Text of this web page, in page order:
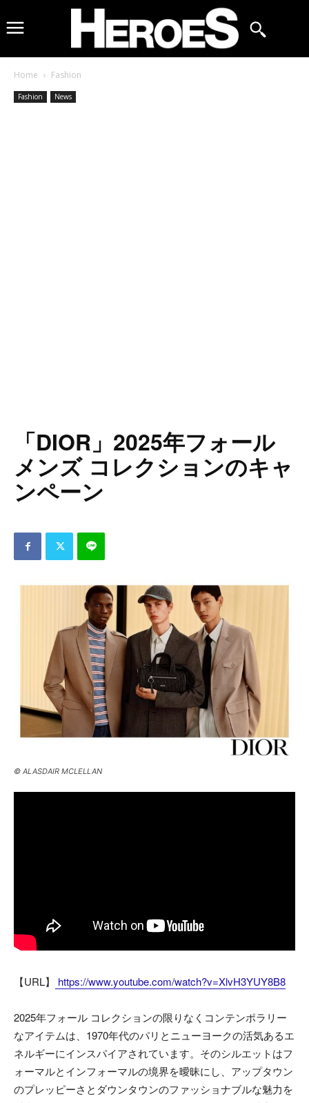
Home Fashion
Fashion News
「DIOR」2025年フォール
メンズ コレクションのキャ
ンペーン
© ALASDAIR MCLELLAN
【URL】 https://www.youtube.com/watch?v=XlvH3YUY8B8
2025年フォール コレクションの限りなくコンテンポラリー
なアイテムは、1970年代のパリとニューヨークの活気あるエ
ネルギーにインスパイアされています。そのシルエットはフ
ォーマルとインフォーマルの境界を曖昧にし、アップタウン
のプレッピーさとダウンタウンのファッショナブルな魅力を